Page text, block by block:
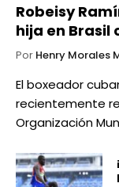
Robeisy
hija en Brasil
Por Henry Morales
El boxeador
recientemente
Organización